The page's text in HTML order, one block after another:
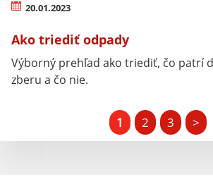
20.01.2023
Ako triediť odpady
Výborný prehľad ako triediť, čo patrí
zberu a čo nie.
1 2 3 >